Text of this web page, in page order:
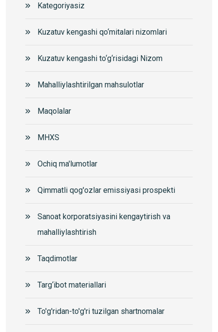
Kategoriyasiz
Kuzatuv kengashi qo‘mitalari nizomlari
Kuzatuv kengashi to‘g‘risidagi Nizom
Mahalliylashtirilgan mahsulotlar
Maqolalar
MHXS
Ochiq ma'lumotlar
Qimmatli qog'ozlar emissiyasi prospekti
Sanoat korporatsiyasini kengaytirish va
mahalliylashtirish
Taqdimotlar
Targ‘ibot materiallari
To'g'ridan-to'g'ri tuzilgan shartnomalar